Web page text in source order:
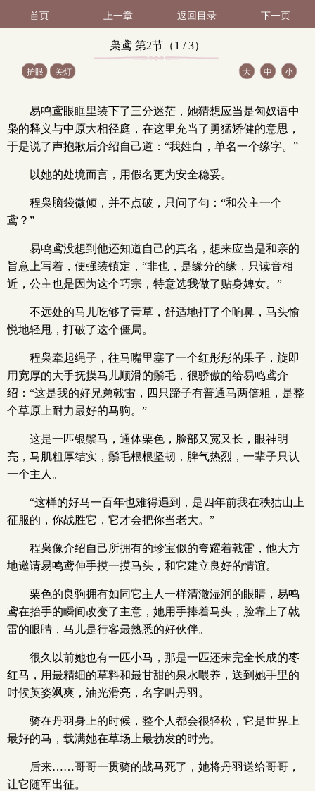
首页 上一章 返回目录 下一页
枭鸢 第2节（1 / 3）
护眼 关灯 大 中 小
易鸣鸢眼眶里装下了三分迷茫，她猜想应当是匈奴语中
枭的释义与中原大相径庭，在这里充当了勇猛矫健的意思，
于是说了声抱歉后介绍自己道：“我姓白，单名一个缘字。”
以她的处境而言，用假名更为安全稳妥。
程枭脑袋微倾，并不点破，只问了句：“和公主一个
鸢？”
易鸣鸢没想到他还知道自己的真名，想来应当是和亲的
旨意上写着，便强装镇定，“非也，是缘分的缘，只读音相
近，公主也是因为这个巧宗，特意选我做了贴身婢女。”
不远处的马儿吃够了青草，舒适地打了个响鼻，马头愉
悦地轻甩，打破了这个僵局。
程枭牵起绳子，往马嘴里塞了一个红彤彤的果子，旋即
用宽厚的大手抚摸马儿顺滑的鬃毛，很骄傲的给易鸣鸢介
绍：“这是我的好兄弟戟雷，四只蹄子有普通马两倍粗，是整
个草原上耐力最好的马驹。”
这是一匹银鬃马，通体栗色，脸部又宽又长，眼神明
亮，马肌粗厚结实，鬃毛根根坚韧，脾气热烈，一辈子只认
一个主人。
“这样的好马一百年也难得遇到，是四年前我在秩狜山上
征服的，你战胜它，它才会把你当老大。”
程枭像介绍自己所拥有的珍宝似的夸耀着戟雷，他大方
地邀请易鸣鸢伸手摸一摸马头，和它建立良好的情谊。
栗色的良驹拥有如同它主人一样清澈湿润的眼睛，易鸣
鸢在抬手的瞬间改变了主意，她用手捧着马头，脸靠上了戟
雷的眼睛，马儿是行客最熟悉的好伙伴。
很久以前她也有一匹小马，那是一匹还未完全长成的枣
红马，用最精细的草料和最甘甜的泉水喂养，送到她手里的
时候英姿飒爽，油光滑亮，名字叫丹羽。
骑在丹羽身上的时候，整个人都会很轻松，它是世界上
最好的马，载满她在草场上最勃发的时光。
后来……哥哥一贯骑的战马死了，她将丹羽送给哥哥，
让它随军出征。